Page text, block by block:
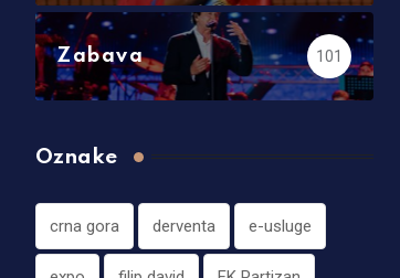
Zabava 101
Oznake
crna gora derventa e-usluge